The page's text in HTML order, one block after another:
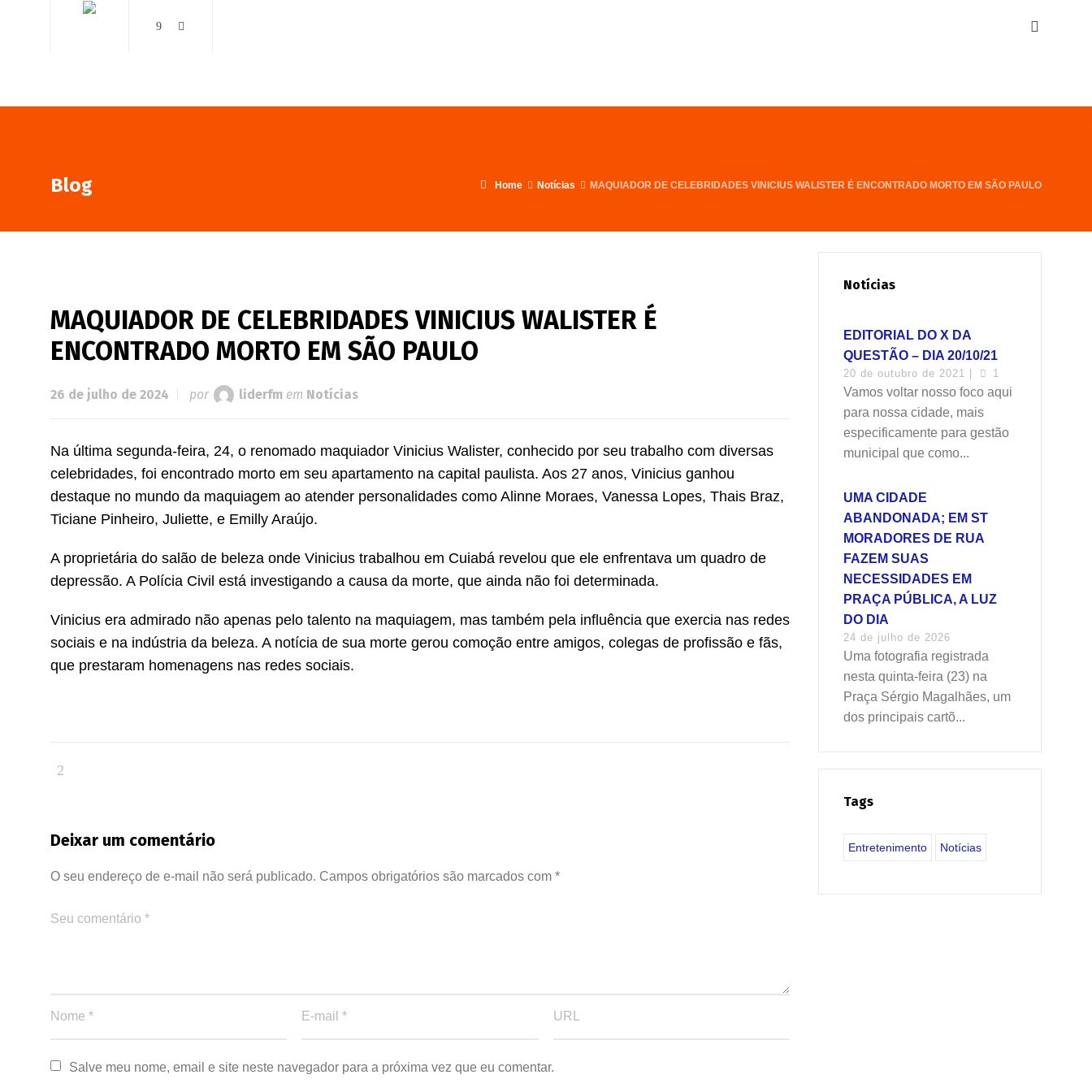
Blog Home Notícias MAQUIADOR DE CELEBRIDADES VINICIUS WALISTER É ENCONTRADO MORTO EM SÃO PAULO
MAQUIADOR DE CELEBRIDADES VINICIUS WALISTER É
ENCONTRADO MORTO EM SÃO PAULO
26 de julho de 2024 por liderfm em Notícias
Na última segunda-feira, 24, o renomado maquiador Vinicius Walister, conhecido por seu trabalho com diversas
celebridades, foi encontrado morto em seu apartamento na capital paulista. Aos 27 anos, Vinicius ganhou
destaque no mundo da maquiagem ao atender personalidades como Alinne Moraes, Vanessa Lopes, Thais Braz,
Ticiane Pinheiro, Juliette, e Emilly Araújo.
A proprietária do salão de beleza onde Vinicius trabalhou em Cuiabá revelou que ele enfrentava um quadro de
depressão. A Polícia Civil está investigando a causa da morte, que ainda não foi determinada.
Vinicius era admirado não apenas pelo talento na maquiagem, mas também pela influência que exercia nas redes
sociais e na indústria da beleza. A notícia de sua morte gerou comoção entre amigos, colegas de profissão e fãs,
que prestaram homenagens nas redes sociais.
Deixar um comentário
O seu endereço de e-mail não será publicado. Campos obrigatórios são marcados com *
Salve meu nome, email e site neste navegador para a próxima vez que eu comentar.
Notícias
EDITORIAL DO X DA
QUESTÃO – DIA 20/10/21
20 de outubro de 2021 | 1
Vamos voltar nosso foco aqui
para nossa cidade, mais
especificamente para gestão
municipal que como...
UMA CIDADE
ABANDONADA; EM ST
MORADORES DE RUA
FAZEM SUAS
NECESSIDADES EM
PRAÇA PÚBLICA, A LUZ
DO DIA
24 de julho de 2026
Uma fotografia registrada
nesta quinta-feira (23) na
Praça Sérgio Magalhães, um
dos principais cartõ...
Tags
Entretenimento Notícias